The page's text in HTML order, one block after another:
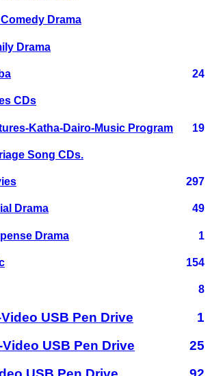
Drama
Drama
24
CDs
Katha-Dairo-Music Program 19
Song CDs.
297
Drama 49
Drama 1
154
8
USB Pen Drive
1
USB Pen Drive
25